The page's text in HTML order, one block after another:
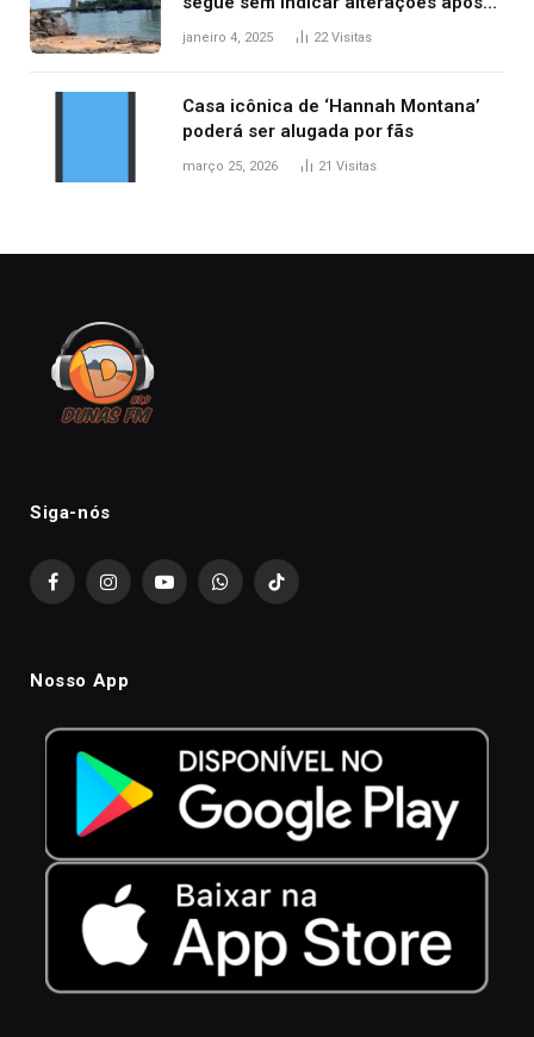
desabamento da ponte entre MA e
janeiro 4, 2025 22Visitas
Casa icônica de ‘Hannah Montana’
poderá ser alugada por fãs
março 25, 2026 21 Visitas
Siga-nós
FacebookInstagramYouTubeWhatsAppTikTok
Nosso App